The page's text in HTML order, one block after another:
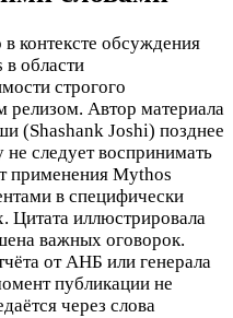
контексте обсуждения
области
строгого
релизом. Автор материала
(Shashank Joshi) позднее
не следует воспринимать
применения Mythos
в специфически
Цитата иллюстрировала
важных оговорок.
от АНБ или генерала
публикации не
через слова